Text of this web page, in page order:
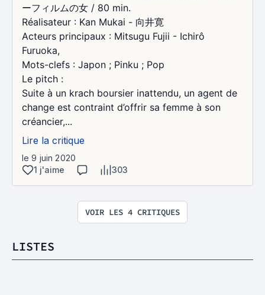
ーフィルムの女 / 80 min.
Réalisateur : Kan Mukai - 向井寛
Acteurs principaux : Mitsugu Fujii - Ichirô
Furuoka,
Mots-clefs : Japon ; Pinku ; Pop
Le pitch :
Suite à un krach boursier inattendu, un agent de
change est contraint d’offrir sa femme à son
créancier,...
Lire la critique
le 9 juin 2020
1 j'aime
303
VOIR LES 4 CRITIQUES
LISTES